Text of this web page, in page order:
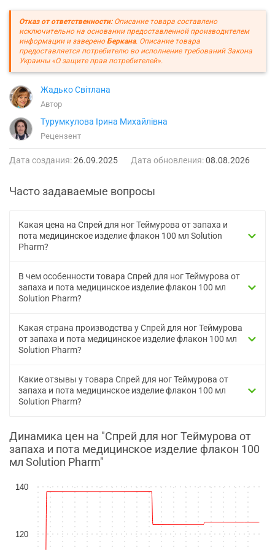
Отказ от ответственности:Описание товара составлено
исключительно на основании предоставленной производителем
информации и заверено Беркана. Описание товара
предоставляется потребителю во исполнение требований Закона
Украины «О защите прав потребителей».
Жадько Світлана
Автор
Турумкулова Ірина Михайлівна
Рецензент
Дата создания:26.09.2025 Дата обновления:08.08.2026
Часто задаваемые вопросы
Какая цена на Спрей для ног Теймурова от запаха и
пота медицинское изделие флакон 100 мл Solution
Pharm?
В чем особенности товара Спрей для ног Теймурова от
запаха и пота медицинское изделие флакон 100 мл
Solution Pharm?
Какая страна производства у Спрей для ног Теймурова
от запаха и пота медицинское изделие флакон 100 мл
Solution Pharm?
Какие отзывы у товара Спрей для ног Теймурова от
запаха и пота медицинское изделие флакон 100 мл
Solution Pharm?
Динамика цен на "Спрей для ног Теймурова от
запаха и пота медицинское изделие флакон 100
мл Solution Pharm"
120
140